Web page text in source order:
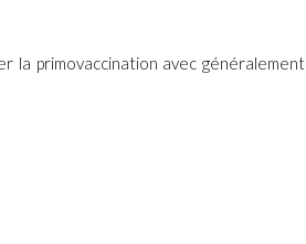
la primovaccination avec généralement